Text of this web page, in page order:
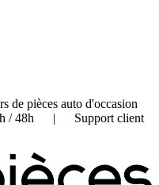
de pièces auto d'occasion
/ 48h | Support client